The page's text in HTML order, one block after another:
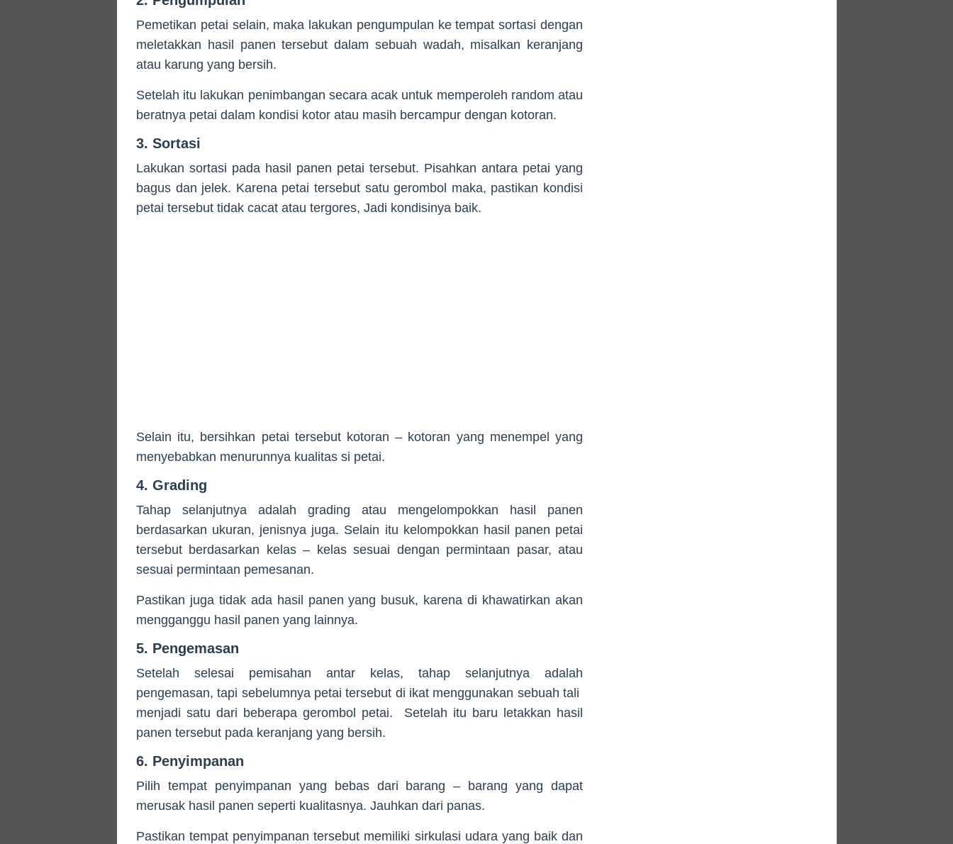
Pemetikan petai selain, maka lakukan pengumpulan ke tempat sortasi dengan
meletakkan hasil panen tersebut dalam sebuah wadah, misalkan keranjang
atau karung yang bersih.
Setelah itu lakukan penimbangan secara acak untuk memperoleh random atau
beratnya petai dalam kondisi kotor atau masih bercampur dengan kotoran.
3. Sortasi
Lakukan sortasi pada hasil panen petai tersebut. Pisahkan antara petai yang
bagus dan jelek. Karena petai tersebut satu gerombol maka, pastikan kondisi
petai tersebut tidak cacat atau tergores, Jadi kondisinya baik.
Selain itu, bersihkan petai tersebut kotoran – kotoran yang menempel yang
menyebabkan menurunnya kualitas si petai.
4. Grading
Tahap selanjutnya adalah grading atau mengelompokkan hasil panen
berdasarkan ukuran, jenisnya juga. Selain itu kelompokkan hasil panen petai
tersebut berdasarkan kelas – kelas sesuai dengan permintaan pasar, atau
sesuai permintaan pemesanan.
Pastikan juga tidak ada hasil panen yang busuk, karena di khawatirkan akan
mengganggu hasil panen yang lainnya.
5. Pengemasan
Setelah selesai pemisahan antar kelas, tahap selanjutnya adalah
pengemasan, tapi sebelumnya petai tersebut di ikat menggunakan sebuah tali
menjadi satu dari beberapa gerombol petai. Setelah itu baru letakkan hasil
panen tersebut pada keranjang yang bersih.
6. Penyimpanan
Pilih tempat penyimpanan yang bebas dari barang – barang yang dapat
merusak hasil panen seperti kualitasnya. Jauhkan dari panas.
Pastikan tempat penyimpanan tersebut memiliki sirkulasi udara yang baik dan